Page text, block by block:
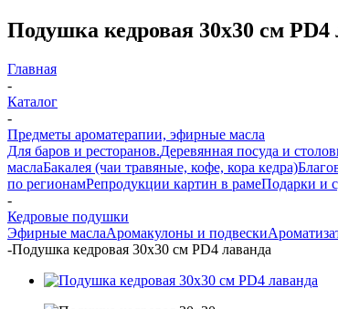
Подушка кедровая 30х30 см PD4
Главная
-
Каталог
-
Предметы ароматерапии, эфирные масла
Для баров и ресторанов.Деревянная посуда и
маслаБакалея (чаи травяные, кофе, кора кедра)
по регионамРепродукции картин в рамеПодарки и
-
Кедровые подушки
Эфирные маслаАромакулоны и подвески
-Подушка кедровая 30х30 см PD4 лаванда